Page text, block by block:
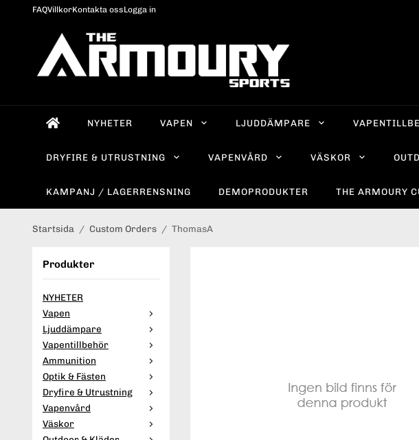
FAQVillkorKontakta ossLogga in
NYHETER VAPEN LJUDDÄMPARE
DRYFIRE & UTRUSTNING VAPENVÅRD VÄSKOR
KAMPANJ / LAGERRENSNING DEMOPRODUKTER THE ARMOURY
Startsida / Custom Orders / ThomasA
Produkter
NYHETER
Vapen
Ljuddämpare
Vapentillbehör
Ammunition
Optik & Fästen
Dryfire & Utrustning
Vapenvård
Väskor